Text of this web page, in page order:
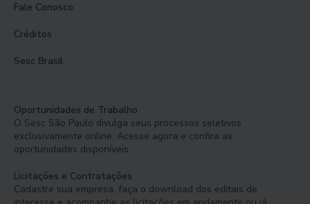
Fale Conosco
Créditos
Sesc Brasil
Oportunidades de Trabalho
O Sesc São Paulo divulga seus processos seletivos
exclusivamente online. Acesse agora e confira as
oportunidades disponíveis.
Licitações e Contratações
Cadastre sua empresa, faça o download dos editais de